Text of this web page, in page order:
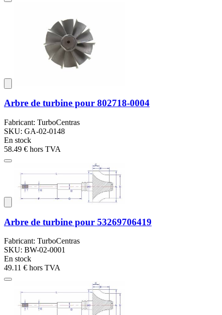
Arbre de turbine pour 802718-0004
Fabricant: TurboCentras
SKU: GA-02-0148
En stock
58.49 € hors TVA
Arbre de turbine pour 53269706419
Fabricant: TurboCentras
SKU: BW-02-0001
En stock
49.11 € hors TVA